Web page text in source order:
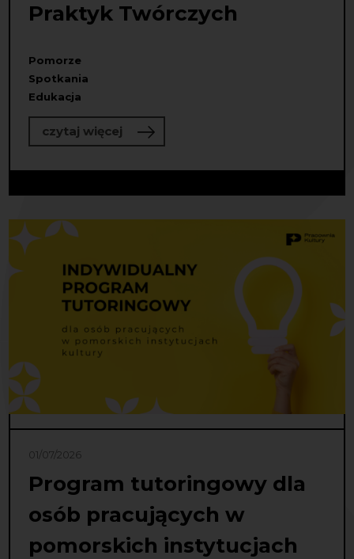
Praktyk Twórczych
Pomorze
Spotkania
Edukacja
czytaj więcejo Ruszyła Letnia Szkoła Praktyk
01/07/2026
Program tutoringowy dla
osób pracujących w
pomorskich instytucjach